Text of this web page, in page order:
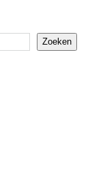
Zoeken